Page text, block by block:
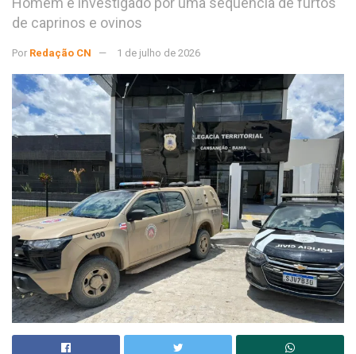
de caprinos e ovinos
Por Redação CN 1 de julho de 2026